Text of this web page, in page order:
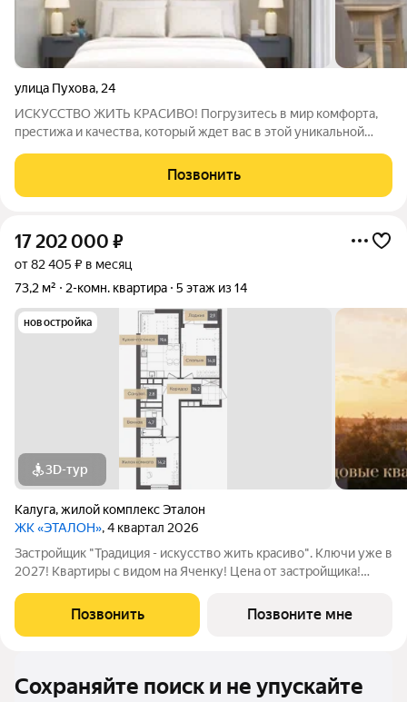
улица Пухова, 24
ИСКУССТВО ЖИТЬ КРАСИВО! Погрузитесь в мир комфорта,
престижа и качества, который ждет вас в этой уникальной
безопасности, где вы можете наслаждаться жизнью без
Позвонить
17 202 000 ₽
от 82 405 ₽ в месяц
73,2 м²
2-комн. квартира 5 этаж из 14
новостройка
3D-тур
Калуга,жилой комплекс Эталон
ЖК «ЭТАЛОН», 4 квартал 2026
Застройщик "Традиция - искусство жить красиво". Ключи уже в
2027! Квартиры с видом на Яченку! Цена от застройщика!
программы покупки: -Семейная ипотека с платежами от 25
тыс/руб (для однушек), от 35
Позвонить Позвоните мне
Сохраняйте поиск и не упускайте